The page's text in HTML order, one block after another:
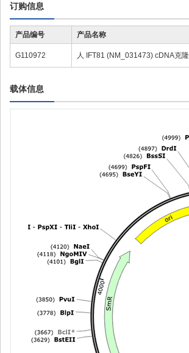
订购信息
产品编号 产品名称
G110972 人 IFT81 (NM_031473) cDNA克隆
载体信息